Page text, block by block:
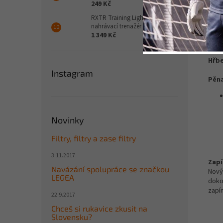
249 Kč
RXTR Training Light set pro
nahrávací trenažér
1 349 Kč
Instagram
Novinky
Filtry, filtry a zase filtry
3.11.2017
Navázání spolupráce se značkou
LEGEA
22.9.2017
Chceš si rukavice zkusit na
Slovensku?